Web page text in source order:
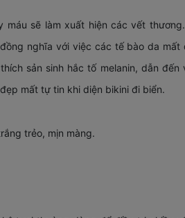
sẽ làm xuất hiện các vết
nghĩa với việc các tế bào da mất
sản sinh hắc tố melanin, dẫn đến
mất tự tin khi diện bikini đi biển.
trẻo, mịn màng.